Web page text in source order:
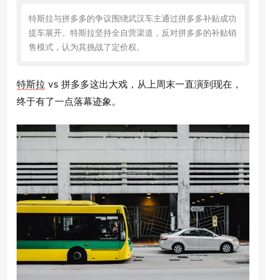
特斯拉与拼多多的争议围绕武汉车主通过拼多多补贴成功
提车展开。 特斯拉坚持全自营渠道 ， 反对拼多多的补贴销
售模式 ， 认为其挑战了定价权。
特斯拉 vs 拼多多这出大戏，从上周末一直演到现在，
终于有了一点落幕迹象。